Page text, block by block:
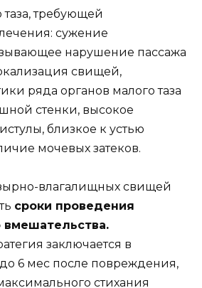
таза, требующей
сужение
нарушение пассажа
свищей,
ряда органов малого таза
стенки, высокое
близкое к устью
мочевых затеков.
влагалищных свищей
сроки проведения
вмешательства.
заключается в
6 мес после повреждения,
стихания